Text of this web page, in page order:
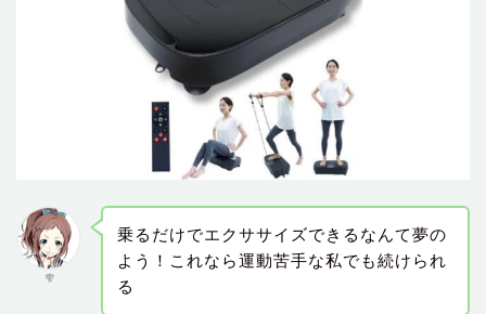
雫
乗るだけでエクササイズできるなんて夢の
よう！これなら運動苦手な私でも続けられ
る